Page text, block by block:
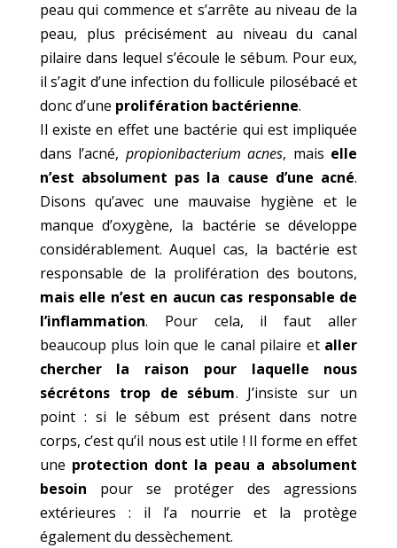
peau qui commence et s’arrête au niveau de la
peau, plus précisément au niveau du canal
pilaire dans lequel s’écoule le sébum. Pour eux,
il s’agit d’une infection du follicule pilosébacé et
donc d’une prolifération bactérienne.
Il existe en effet une bactérie qui est impliquée
dans l’acné, propionibacterium acnes, mais elle
n’est absolument pas la cause d’une acné.
Disons qu’avec une mauvaise hygiène et le
manque d’oxygène, la bactérie se développe
considérablement. Auquel cas, la bactérie est
responsable de la prolifération des boutons,
mais elle n’est en aucun cas responsable de
l’inflammation. Pour cela, il faut aller
beaucoup plus loin que le canal pilaire et aller
chercher la raison pour laquelle nous
sécrétons trop de sébum. J’insiste sur un
point : si le sébum est présent dans notre
corps, c’est qu’il nous est utile ! Il forme en effet
une protection dont la peau a absolument
besoin pour se protéger des agressions
extérieures : il l’a nourrie et la protège
également du dessèchement.